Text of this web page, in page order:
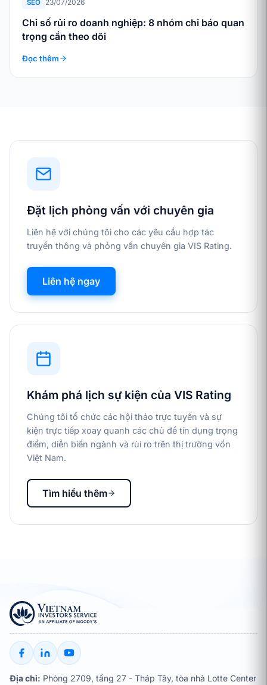
SEO 23/07/2026
Chỉ số rủi ro doanh nghiệp: 8 nhóm chỉ báo quan
trọng cần theo dõi
Đọc thêm
Đặt lịch phỏng vấn với chuyên gia
Liên hệ với chúng tôi cho các yêu cầu hợp tác
truyền thông và phỏng vấn chuyên gia VIS Rating.
Liên hệ ngay
Khám phá lịch sự kiện của VIS Rating
Chúng tôi tổ chức các hội thảo trực tuyến và sự
kiện trực tiếp xoay quanh các chủ đề tín dụng trọng
điểm, diễn biến ngành và rủi ro trên thị trường vốn
Việt Nam.
Tìm hiểu thêm
Địa chỉ: Phòng 2709, tầng 27 - Tháp Tây, tòa nhà Lotte Center